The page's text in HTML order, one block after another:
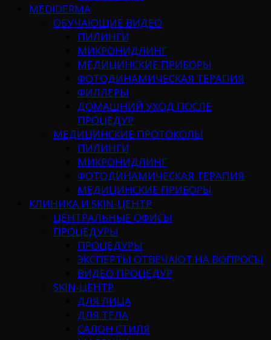
MEDIDERMA
ОБУЧАЮЩИЕ ВИДЕО
ПИЛИНГИ
МИКРОНИДЛИНГ
МЕДИЦИНСКИЕ ПРИБОРЫ
ФОТОДИНАМИЧЕСКАЯ ТЕРАПИЯ
ФИЛЛЕРЫ
ДОМАШНИЙ УХОД ПОСЛЕ
ПРОЦЕДУР
МЕДИЦИНСКИЕ ПРОТОКОЛЫ
ПИЛИНГИ
МИКРОНИДЛИНГ
ФОТОДИНАМИЧЕСКАЯ ТЕРАПИЯ
МЕДИЦИНСКИЕ ПРИБОРЫ
КЛИНИКА И SKIN-ЦЕНТР
ЦЕНТРАЛЬНЫЕ ОФИСЫ
ПРОЦЕДУРЫ
ПРОЦЕДУРЫ
ЭКСПЕРТЫ ОТВЕЧАЮТ НА ВОПРОСЫ
ВИДЕО ПРОЦЕДУР
SKIN-ЦЕНТР
ДЛЯ ЛИЦА
ДЛЯ ТЕЛА
САЛОН СТИЛЯ